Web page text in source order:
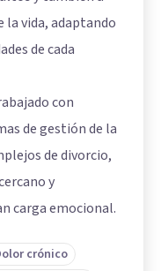
la vida, adaptando
de cada
con
de gestión de la
de divorcio,
y
carga emocional.
crónico